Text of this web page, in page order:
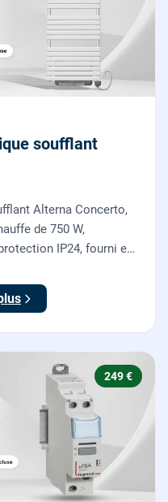
soufflant
Alterna Concerto,
de 750 W,
IP24, fourni et
249 €